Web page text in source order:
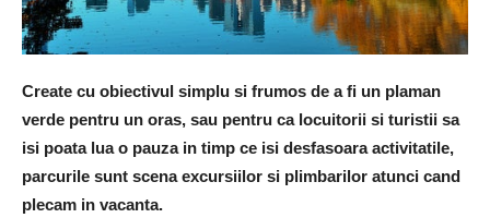
Create cu obiectivul simplu si frumos de a fi un plaman
verde pentru un oras, sau pentru ca locuitorii si turistii sa
isi poata lua o pauza in timp ce isi desfasoara activitatile,
parcurile sunt scena excursiilor si plimbarilor atunci cand
plecam in vacanta.